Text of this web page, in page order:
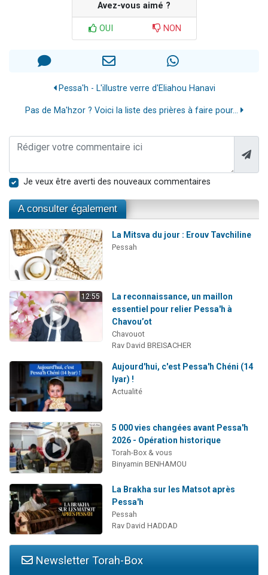
Avez-vous aimé ?
OUI NON
Pessa'h - L'illustre verre d'Eliahou Hanavi
Pas de Ma'hzor ? Voici la liste des prières à faire pour...
Je veux être averti des nouveaux commentaires
A consulter également
La Mitsva du jour : Erouv Tavchiline
Pessah
12:55
La reconnaissance, un maillon
essentiel pour relier Pessa'h à
Chavou’ot
Chavouot
Rav David BREISACHER
Aujourd'hui, c'est Pessa'h Chéni (14
Iyar) !
Actualité
5 000 vies changées avant Pessa'h
2026 - Opération historique
Torah-Box & vous
Binyamin BENHAMOU
La Brakha sur les Matsot après
Pessa'h
Pessah
Rav David HADDAD
Newsletter Torah-Box